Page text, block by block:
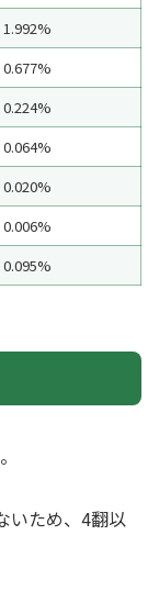
1.992%
0.677%
0.224%
0.064%
0.020%
0.006%
0.095%
いため、4翻以